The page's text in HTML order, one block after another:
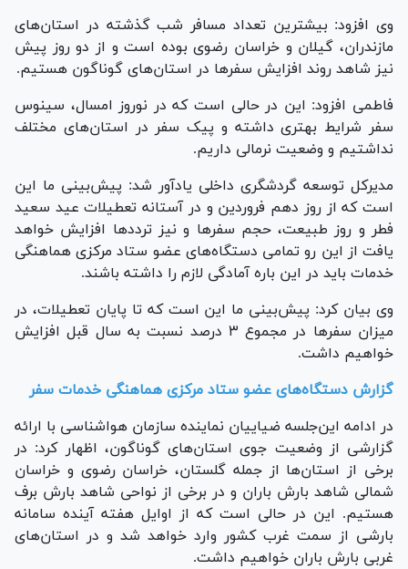
وی افزود: بیشترین تعداد مسافر شب گذشته در استان‌های
مازندران، گیلان و خراسان رضوی بوده است و از دو روز پیش
نیز شاهد روند افزایش سفر‌ها در استان‌های گوناگون هستیم.
فاطمی افزود: این در حالی است که در نوروز امسال، سینوس
سفر شرایط بهتری داشته و پیک سفر در استان‌های مختلف
نداشتیم و وضعیت نرمالی داریم.
مدیرکل توسعه گردشگری داخلی یادآور شد: پیش‌بینی ما این
است که از روز دهم فروردین و در آستانه تعطیلات عید سعید
فطر و روز طبیعت، حجم سفر‌ها و نیز تردد‌ها افزایش خواهد
یافت از این رو تمامی دستگاه‌های عضو ستاد مرکزی هماهنگی
خدمات باید در این باره آمادگی لازم را داشته باشند.
وی بیان کرد: پیش‌بینی ما این است که تا پایان تعطیلات، در
میزان سفر‌ها در مجموع ۳ درصد نسبت به سال قبل افزایش
خواهیم داشت.
گزارش دستگاه‌های عضو ستاد مرکزی هماهنگی خدمات سفر
در ادامه این‌جلسه ضیاییان نماینده سازمان هواشناسی با ارائه
گزارشی از وضعیت جوی استان‌های گوناگون، اظهار کرد: در
برخی از استان‌ها از جمله گلستان، خراسان رضوی و خراسان
شمالی شاهد بارش باران و در برخی از نواحی شاهد بارش برف
هستیم. این در حالی است که از اوایل هفته آینده سامانه
بارشی از سمت غرب کشور وارد خواهد شد و در استان‌های
غربی بارش باران خواهیم داشت.